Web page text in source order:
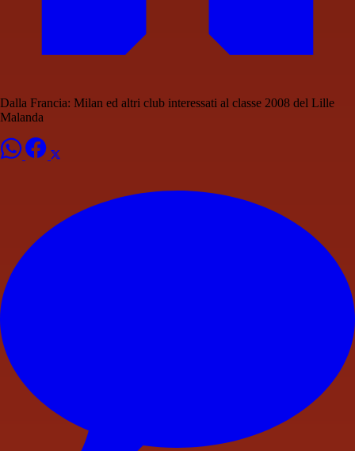
Dalla Francia: Milan ed altri club interessati al classe 2008 del Lille
Malanda